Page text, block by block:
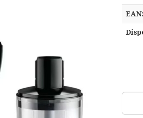
EAN: